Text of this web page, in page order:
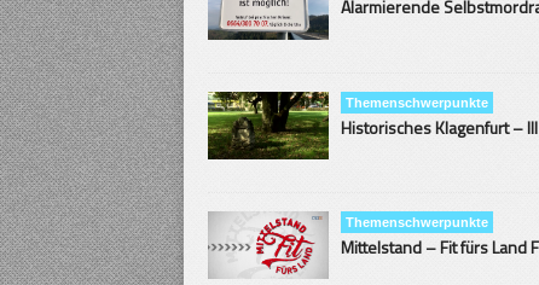
Themenschwerpunkte
Historisches Klagenfurt – III
Themenschwerpunkte